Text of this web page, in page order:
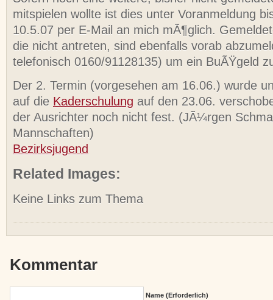
mitspielen wollte ist dies unter Voranmeldung
10.5.07 per E-Mail an mich mÃ¶glich.
die nicht antreten, sind ebenfalls vorab
telefonisch 0160/91128135) um ein BuÃŸgeld
Der 2. Termin (vorgesehen am 16.06.) wurde
auf die Kaderschulung auf den 23.06.
der Ausrichter noch nicht fest. (JÃ¼rgen
Mannschaften)
Bezirksjugend
Related Images:
Keine Links zum Thema
Kommentar
Name (erforderlich)